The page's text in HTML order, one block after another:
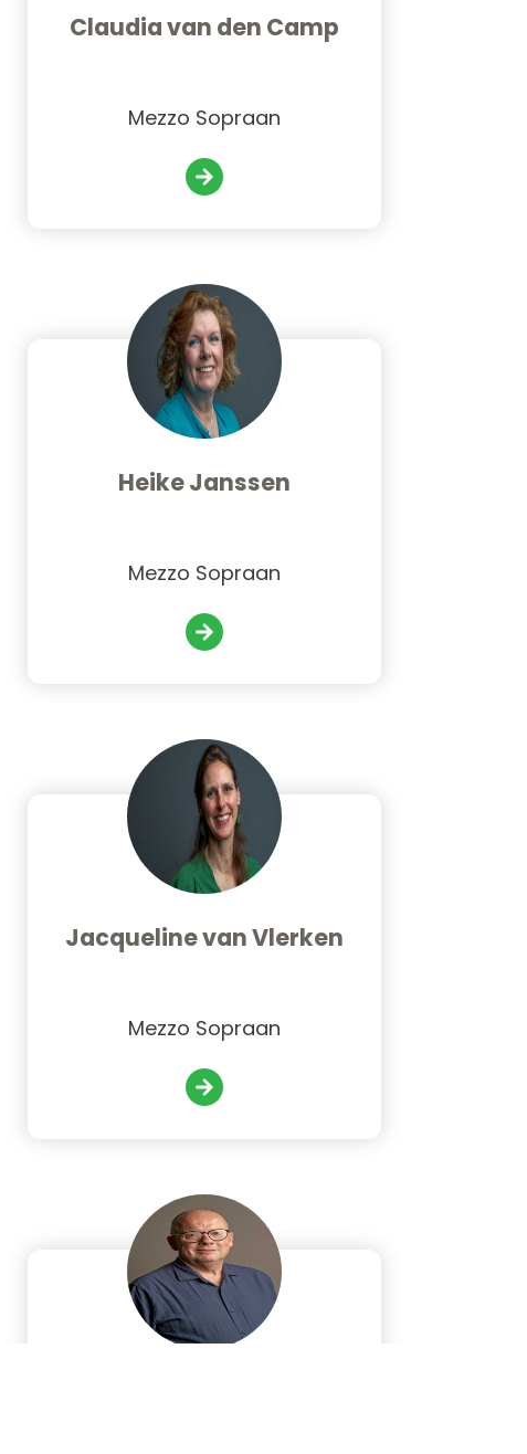
Claudia van den Camp
Mezzo Sopraan
Heike Janssen
Mezzo Sopraan
Jacqueline van Vlerken
Mezzo Sopraan